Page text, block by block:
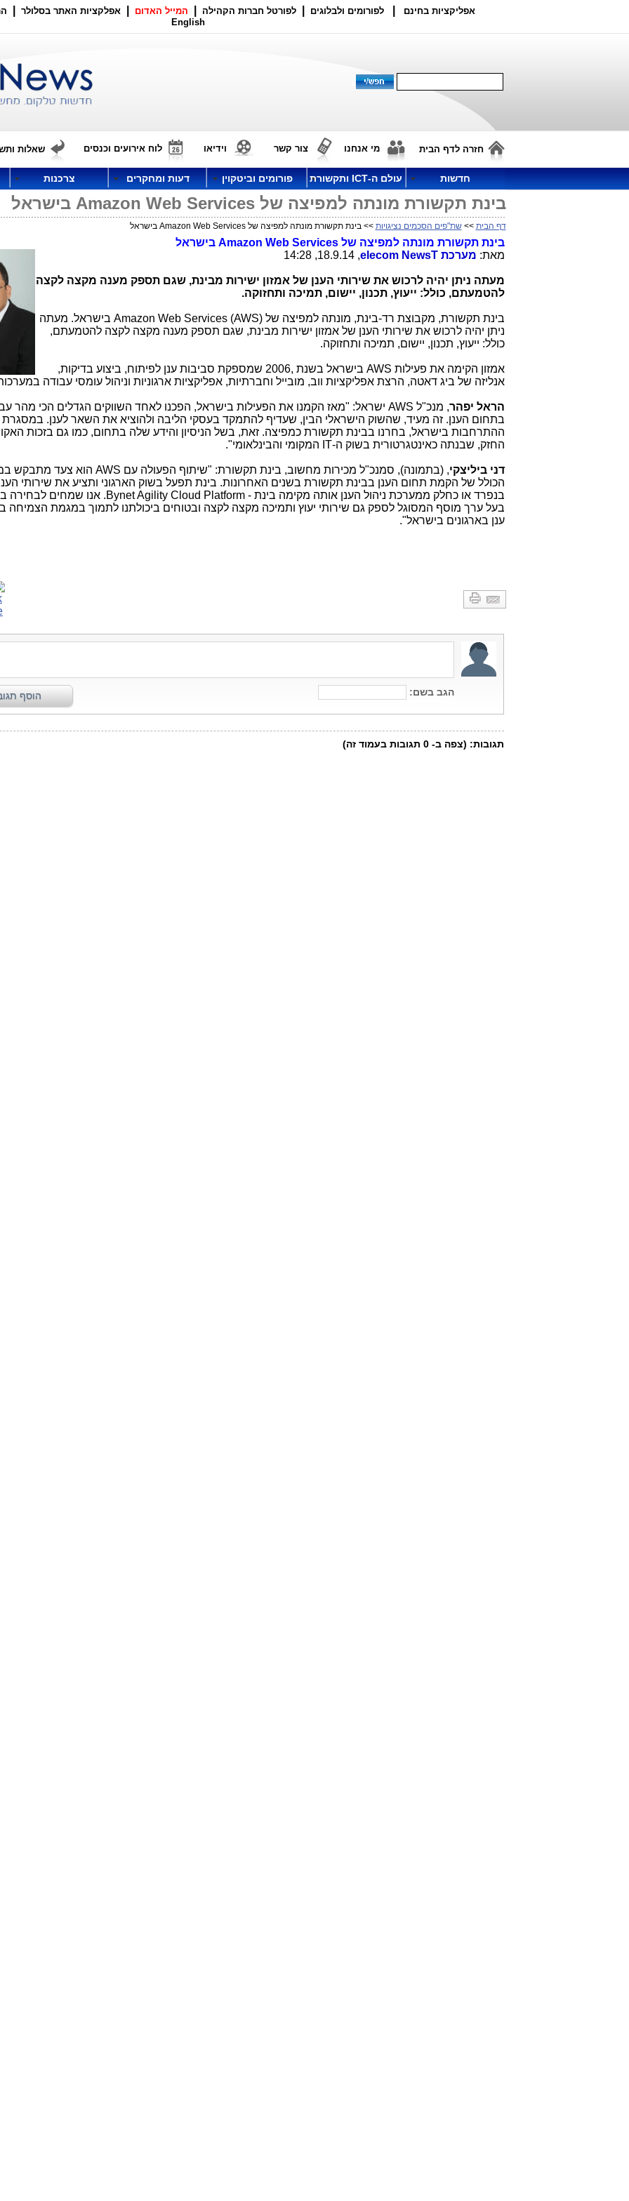
אפליקציות בחינם לפורומים ולבלוגים לפורטל חברות הקהילה המייל האדום אפלקציות האתר בסלולר
English
חזרה לדף הבית מי אנחנו צור קשר וידיאו לוח אירועים וכנסים שאלות
חדשות עולם ה-ICT ותקשורת פורומים וביטקוין דעות ומחקרים צרכנות
בינת תקשורת מונתה למפיצה של Amazon Web Services בישראל
דף הבית >>שת"פים הסכמים נציגויות >> בינת תקשורת מונתה למפיצה של Amazon Web Services בישראל
בינת תקשורת מונתה למפיצה שלAmazon Web Services בישראל
מאת: מערכת T
elecom News
, 18.9.14, 14:28
מעתה ניתן יהיה לרכוש את שירותי הענן של אמזון ישירות מבינת, שגם תספק מענה מקצה לקצה
להטמעתם, כולל: ייעוץ, תכנון, יישום, תמיכה ותחזוקה.
בינת תקשורת, מקבוצת רד-בינת, מונתה למפיצה שלAmazon Web Services (AWS) בישראל. מעתה
ניתן יהיה לרכוש את שירותי הענן של אמזון ישירות מבינת, שגם תספק מענה מקצה לקצה להטמעתם,
כולל: ייעוץ, תכנון, יישום, תמיכה ותחזוקה.
אמזון הקימה את פעילות AWS
בישראל בשנת ,2006 שמספקת סביבות ענן לפיתוח, ביצוע בדיקות,
אנליזה של ביג דאטה, הרצת אפליקציות ווב, מובייל וחברתיות, אפליקציות ארגוניות וניהול עומסי עבודה
הראל יפהר, מנכ"ל AWS ישראל: "מאז הקמנו את הפעילות בישראל, הפכנו לאחד השווקים הגדלים הכי מהר
בתחום הענן. זה מעיד, שהשוק הישראלי הבין, שעדיף להתמקד בעסקי הליבה ולהוציא את השאר לענן.
ההתרחבות בישראל, בחרנו בבינת תקשורת כמפיצה. זאת, בשל הניסיון והידע שלה בתחום, כמו גם בזכות
החזק, שבנתה כאינטגרטורית בשוק ה-IT המקומי והבינלאומי".
דני ביליצקי, (בתמונה), סמנכ"ל מכירות מחשוב, בינת תקשורת: "שיתוף הפעולה עם AWS
הוא צעד מתבקש
הכולל של הקמת תחום הענן בבינת תקשורת בשנים האחרונות. בינת תפעל בשוק הארגוני ותציע את שירותי
בנפרד או כחלק ממערכת ניהול הענן אותה מקימה בינת -Bynet Agility Cloud Platform. אנו שמחים לבחירה
בעל ערך מוסף המסוגל לספק גם שירותי יעוץ ותמיכה מקצה לקצה ובטוחים ביכולתנו לתמוך במגמת
ענן בארגונים בישראל".